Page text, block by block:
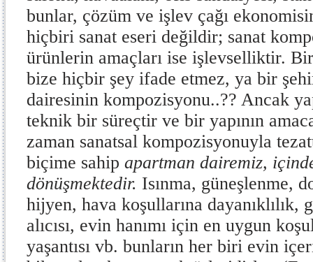
bunlar, çözüm ve işlev çağı
hiçbiri sanat eseri değildir; sanat
ürünlerin amaçları ise işlevselliktir.
bize hiçbir şey ifade etmez, ya bir
dairesinin kompozisyonu..?? Ancak
teknik bir süreçtir ve bir yapının
zaman sanatsal kompozisyonuyla
biçime sahip apartman dairemiz,
dönüşmektedir. Isınma, güneşlenme,
hijyen, hava koşullarına dayanıklılık,
alıcısı, evin hanımı için en uygun
yaşantısı vb. bunların her biri evin